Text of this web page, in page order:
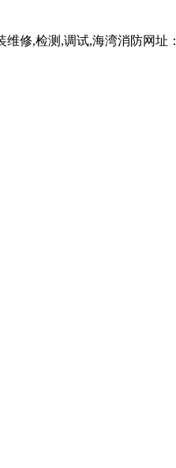
修,检测,调试,海湾消防网址：